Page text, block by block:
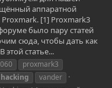
аппаратной
[1] Proxmark3
было пару статей
сюда, чтобы дать как
статье...
proxmark3
hacking vander